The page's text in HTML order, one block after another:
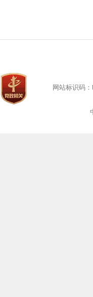
网站标识码